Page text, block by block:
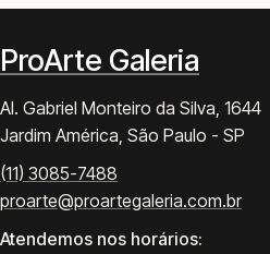
ProArte Galeria
Al. Gabriel Monteiro da Silva, 1644
Jardim América, São Paulo - SP
(11) 3085-7488
proarte@proartegaleria.com.br
Atendemos nos horários: